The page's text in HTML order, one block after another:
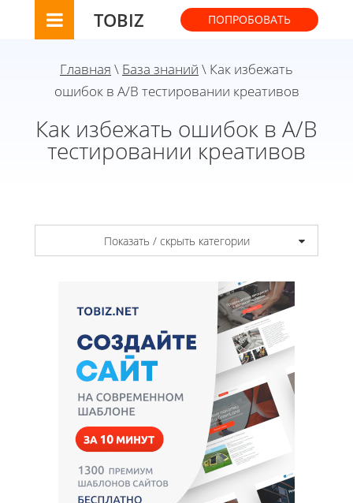
TOBIZ ПОПРОБОВАТЬ
Главная \ База знаний \ Как избежать
ошибок в A/B тестировании креативов
Как избежать ошибок в A/B
тестировании креативов
Показать / скрыть категории